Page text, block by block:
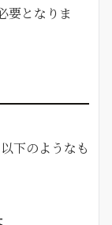
要となりま
下のようなも